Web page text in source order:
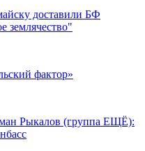
доставили БФ
землячество"
фактор»
Рыкалов (группа ЕЩЁ):